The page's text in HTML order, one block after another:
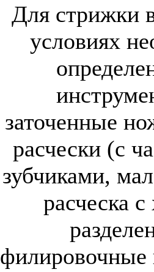
Для стрижки
условиях
заточенные
расчески (с
зубчиками,
расческа
филировочные